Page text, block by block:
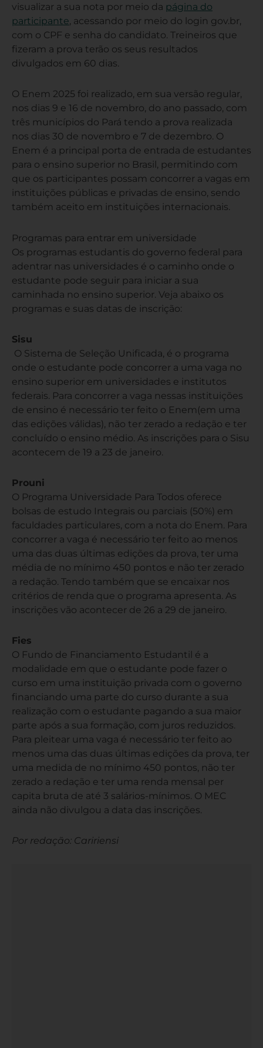
visualizar a sua nota por meio da página do
participante, acessando por meio do login gov.br,
com o CPF e senha do candidato. Treineiros que
fizeram a prova terão os seus resultados
divulgados em 60 dias.
O Enem 2025 foi realizado, em sua versão regular,
nos dias 9 e 16 de novembro, do ano passado, com
três municípios do Pará tendo a prova realizada
nos dias 30 de novembro e 7 de dezembro. O
Enem é a principal porta de entrada de estudantes
para o ensino superior no Brasil, permitindo com
que os participantes possam concorrer a vagas em
instituições públicas e privadas de ensino, sendo
também aceito em instituições internacionais.
Programas para entrar em universidade
Os programas estudantis do governo federal para
adentrar nas universidades é o caminho onde o
estudante pode seguir para iniciar a sua
caminhada no ensino superior. Veja abaixo os
programas e suas datas de inscrição:
Sisu
O Sistema de Seleção Unificada, é o programa
onde o estudante pode concorrer a uma vaga no
ensino superior em universidades e institutos
federais. Para concorrer a vaga nessas instituições
de ensino é necessário ter feito o Enem(em uma
das edições válidas), não ter zerado a redação e ter
concluído o ensino médio. As inscrições para o Sisu
acontecem de 19 a 23 de janeiro.
Prouni
O Programa Universidade Para Todos oferece
bolsas de estudo Integrais ou parciais (50%) em
faculdades particulares, com a nota do Enem. Para
concorrer a vaga é necessário ter feito ao menos
uma das duas últimas edições da prova, ter uma
média de no mínimo 450 pontos e não ter zerado
a redação. Tendo também que se encaixar nos
critérios de renda que o programa apresenta. As
inscrições vão acontecer de 26 a 29 de janeiro.
Fies
O Fundo de Financiamento Estudantil é a
modalidade em que o estudante pode fazer o
curso em uma instituição privada com o governo
financiando uma parte do curso durante a sua
realização com o estudante pagando a sua maior
parte após a sua formação, com juros reduzidos.
Para pleitear uma vaga é necessário ter feito ao
menos uma das duas últimas edições da prova, ter
uma medida de no mínimo 450 pontos, não ter
zerado a redação e ter uma renda mensal per
capita bruta de até 3 salários-mínimos. O MEC
ainda não divulgou a data das inscrições.
Por redação: Caririensi